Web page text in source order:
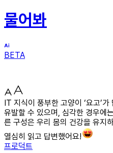
물어봐
BETA
IT 지식이 풍부한 고양이 ‘요고’
유발할 수 있으며, 심각한 경우에
른 구성은 우리 몸의 건강을 유지
열심히 읽고 답변했어요!
프로덕트